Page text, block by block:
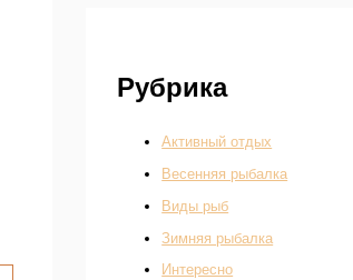
Рубрика
Активный отдых
Весенняя рыбалка
Виды рыб
Зимняя рыбалка
Интересно